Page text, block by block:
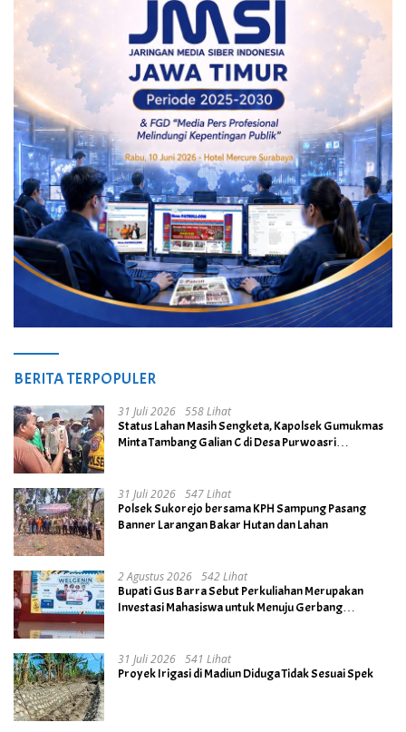
BERITA TERPOPULER
31 Juli 2026 558 Lihat
Status Lahan Masih Sengketa, Kapolsek Gumukmas
Minta Tambang Galian C di Desa Purwoasri
31 Juli 2026 547 Lihat
Polsek Sukorejo bersama KPH Sampung Pasang
Banner Larangan Bakar Hutan dan Lahan
2 Agustus 2026 542 Lihat
Bupati Gus Barra Sebut Perkuliahan Merupakan
Investasi Mahasiswa untuk Menuju Gerbang
31 Juli 2026 541 Lihat
Proyek Irigasi di Madiun Diduga Tidak Sesuai Spek